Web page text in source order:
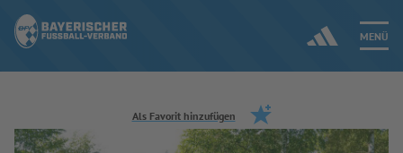
MENÜ
Jetzt einloggen
Als Favorit hinzufügen